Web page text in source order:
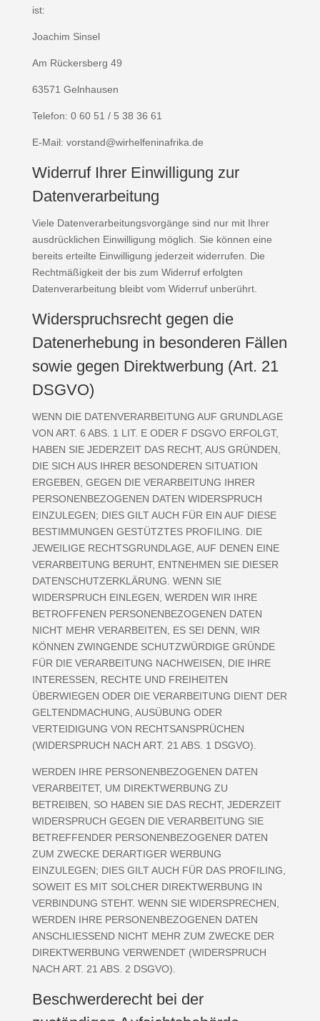
ist:
Joachim Sinsel
Am Rückersberg 49
63571 Gelnhausen
Telefon: 0 60 51 / 5 38 36 61
E-Mail: vorstand@wirhelfeninafrika.de
Widerruf Ihrer Einwilligung zur
Datenverarbeitung
Viele Datenverarbeitungsvorgänge sind nur mit Ihrer
ausdrücklichen Einwilligung möglich. Sie können eine
bereits erteilte Einwilligung jederzeit widerrufen. Die
Rechtmäßigkeit der bis zum Widerruf erfolgten
Datenverarbeitung bleibt vom Widerruf unberührt.
Widerspruchsrecht gegen die
Datenerhebung in besonderen Fällen
sowie gegen Direktwerbung (Art. 21
DSGVO)
WENN DIE DATENVERARBEITUNG AUF GRUNDLAGE
VON ART. 6 ABS. 1 LIT. E ODER F DSGVO ERFOLGT,
HABEN SIE JEDERZEIT DAS RECHT, AUS GRÜNDEN,
DIE SICH AUS IHRER BESONDEREN SITUATION
ERGEBEN, GEGEN DIE VERARBEITUNG IHRER
PERSONENBEZOGENEN DATEN WIDERSPRUCH
EINZULEGEN; DIES GILT AUCH FÜR EIN AUF DIESE
BESTIMMUNGEN GESTÜTZTES PROFILING. DIE
JEWEILIGE RECHTSGRUNDLAGE, AUF DENEN EINE
VERARBEITUNG BERUHT, ENTNEHMEN SIE DIESER
DATENSCHUTZERKLÄRUNG. WENN SIE
WIDERSPRUCH EINLEGEN, WERDEN WIR IHRE
BETROFFENEN PERSONENBEZOGENEN DATEN
NICHT MEHR VERARBEITEN, ES SEI DENN, WIR
KÖNNEN ZWINGENDE SCHUTZWÜRDIGE GRÜNDE
FÜR DIE VERARBEITUNG NACHWEISEN, DIE IHRE
INTERESSEN, RECHTE UND FREIHEITEN
ÜBERWIEGEN ODER DIE VERARBEITUNG DIENT DER
GELTENDMACHUNG, AUSÜBUNG ODER
VERTEIDIGUNG VON RECHTSANSPRÜCHEN
(WIDERSPRUCH NACH ART. 21 ABS. 1 DSGVO).
WERDEN IHRE PERSONENBEZOGENEN DATEN
VERARBEITET, UM DIREKTWERBUNG ZU
BETREIBEN, SO HABEN SIE DAS RECHT, JEDERZEIT
WIDERSPRUCH GEGEN DIE VERARBEITUNG SIE
BETREFFENDER PERSONENBEZOGENER DATEN
ZUM ZWECKE DERARTIGER WERBUNG
EINZULEGEN; DIES GILT AUCH FÜR DAS PROFILING,
SOWEIT ES MIT SOLCHER DIREKTWERBUNG IN
VERBINDUNG STEHT. WENN SIE WIDERSPRECHEN,
WERDEN IHRE PERSONENBEZOGENEN DATEN
ANSCHLIESSEND NICHT MEHR ZUM ZWECKE DER
DIREKTWERBUNG VERWENDET (WIDERSPRUCH
NACH ART. 21 ABS. 2 DSGVO).
Beschwerde­recht bei der